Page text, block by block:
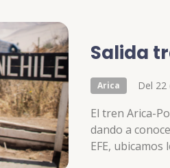
Salida
Arica Del
El tren Arica-
dando a
EFE,